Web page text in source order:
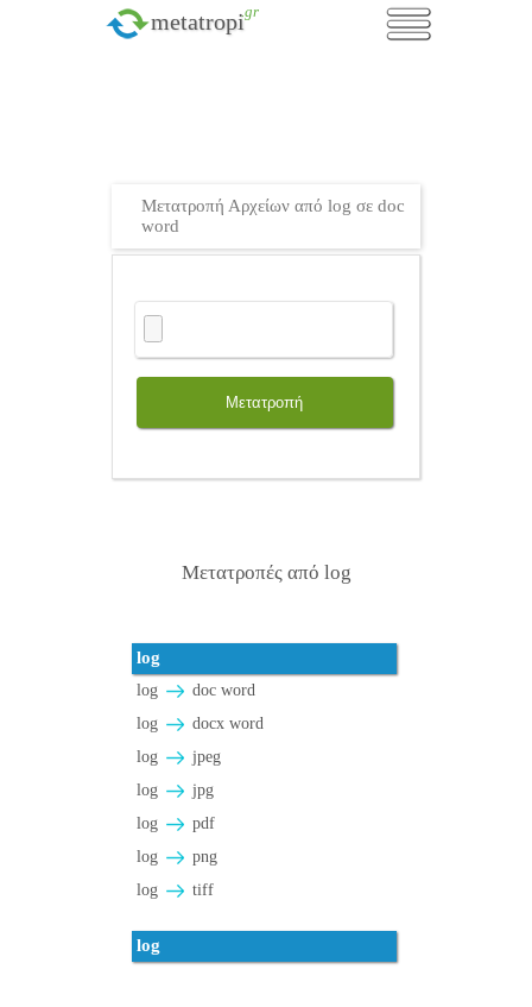
metatropi.gr
Μετατροπή Αρχείων από log σε doc
word
Μετατροπή
Μετατροπές από log
log
log
doc word
log
docx word
log
jpeg
log
jpg
log
pdf
log
png
log
tiff
log